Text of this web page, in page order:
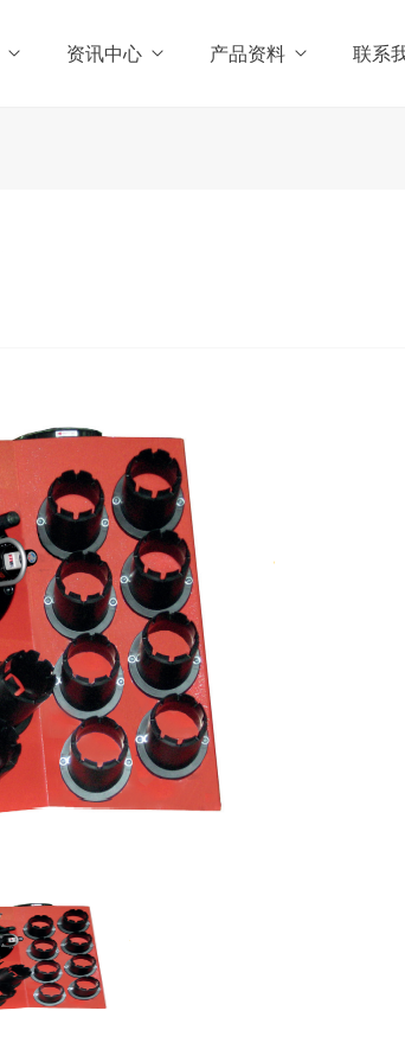
资讯中心 产品资料 联系